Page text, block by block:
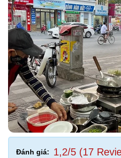
Đánh giá: 1,2/5 (17